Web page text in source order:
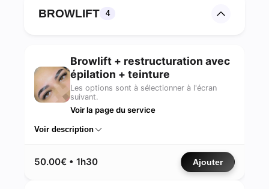
BROWLIFT 4
Browlift + restructuration avec
épilation + teinture
Les options sont à sélectionner à l'écran
suivant.
Voir la page du service
Voir description
50.00€ • 1h30 Ajouter